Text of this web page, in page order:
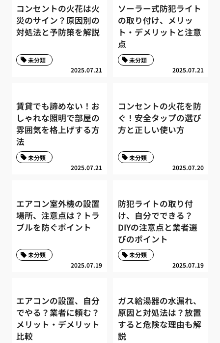
コンセントの火花は火
災のサイン？原因別の
対処法と予防策を解説
2025.07.21
未分類
ソーラー式防犯ライト
の取り付け、メリッ
ト・デメリットと注意
点
2025.07.21
未分類
賃貸でも諦めない！お
しゃれな照明で部屋の
雰囲気を格上げする方
法
2025.07.21
未分類
コンセントの火花を防
ぐ！安全タップの選び
方と正しい使い方
2025.07.20
未分類
エアコン室外機の設置
場所、注意点は？トラ
ブルを防ぐポイント
2025.07.19
未分類
防犯ライトの取り付
け、自分でできる？
DIYの注意点と業者選
びのポイント
2025.07.19
未分類
エアコンの設置、自分
でやる？業者に頼む？
メリット・デメリット
比較
ガス給湯器の水漏れ、
原因と対処法は？放置
すると危険な理由も解
説